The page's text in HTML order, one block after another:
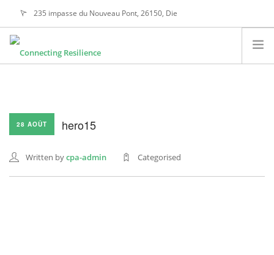
235 impasse du Nouveau Pont, 26150, Die
NOTRE ÉTHIQUE
CONTACTEZ-NOUS
28 AOÛT hero15
Written bycpa-admin Categorised